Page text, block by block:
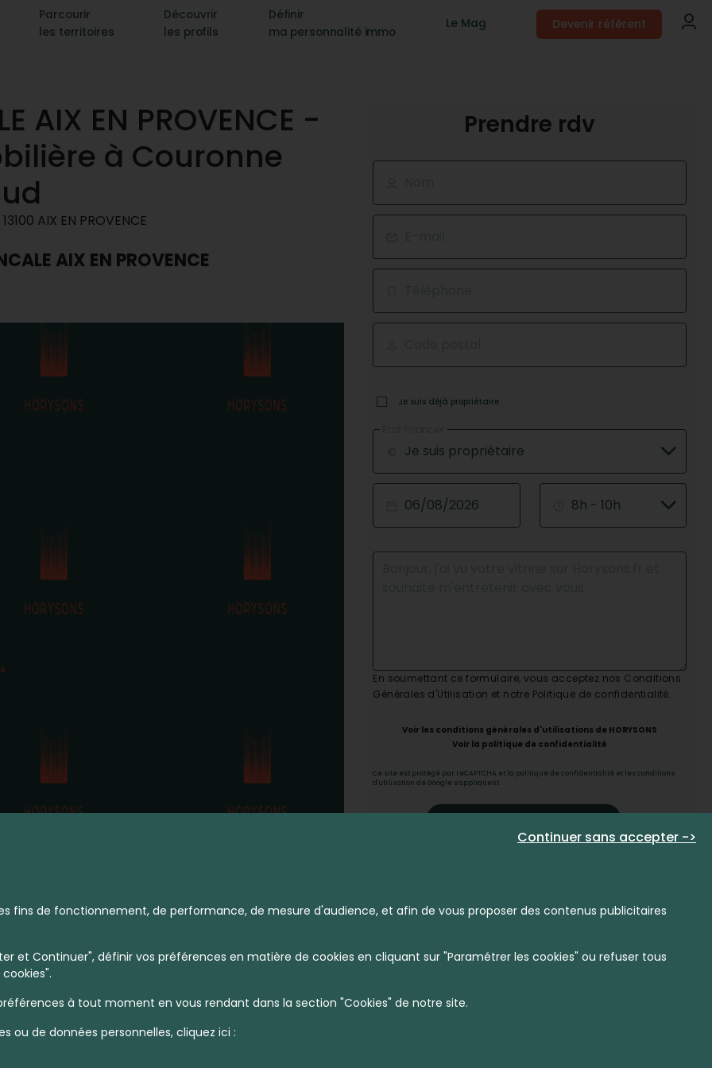
Parcourir
les territoires
Découvrir
les profils
Définir
ma personnalité immo
Le Mag Devenir référent
Continuer sans accepter ->
fins de fonctionnement, de performance, de mesure d'audience, et afin de vous proposer des contenus publicitaires
et Continuer", définir vos préférences en matière de cookies en cliquant sur "Paramétrer les cookies" ou refuser tous
à tout moment en vous rendant dans la section "Cookies" de notre site.
ou de données personnelles, cliquez ici :
AIX EN PROVENCE -
à Couronne
AIX EN PROVENCE
AIX EN PROVENCE
Leaflet |©OpenStreetMapcontributors | ©MapTiler
Prendre rdv
Je suis déjà propriétaire
Je suis propriétaire
8h - 10h
En soumettant ce formulaire, vous acceptez nos Conditions
Générales d'Utilisation et notre Politique de confidentialité.
Voir les conditions générales d'utilisations de HORYSONS
Voir la politique de confidentialité
Ce site est protégé par reCAPTCHA et la politique de confidentialité et les conditions
d'utilisation de Google s'appliquent.
CONTACTER L'AGENCE